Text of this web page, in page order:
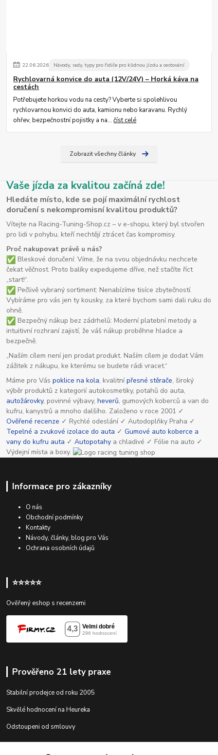
22.06.2026 Návody, rady, typy pro řidiče pro klidnou jízdu a cestování
Rychlovarná konvice do auta (12V/24V) – Horká káva na
cestách
Potřebujete horkou vodu na cesty? Vyberte si spolehlivou
rychlovarnou konvici do auta, kamionu nebo karavanu. Rychlý
ohřev, bezpečnostní pojistky a na...číst celé
Zobrazit všechny články
Vaše jízda za kvalitou začíná zde!
Hledáte místo, kde se pojí maximální rychlost
doručení s nekompromisní kvalitou produktů?
Vítejte na Racing-Tuning-Shop.cz – v e-shopu, který byl stvořen
pro lidi v pohybu, kteří nechtějí ztrácet čas kompromisy.
Proč nakupovat právě u nás?
Bleskové doručení: Víme, že na svou objednávku nechcete
čekat věčnost. Proto balíky expedujeme dříve, než stačíte říct
„start!“.
Pečlivě vybraný sortiment: Nenabízíme tisíce zbytečností.
Vybíráme pro vás jen ty kousky, za které bychom sami dali ruku do
ohně.
Bezpečný nákup bez zádrhelů: Moderní platební metody a
intuitivní rozhraní zajistí, že váš nákup proběhne hladce a
bezpečně.
„Naším cílem není jen prodat produkt. Naším cílem je dodat Vám
zážitek z nákupu, ke kterému se budete rádi vracet.“
Máme pro Váspoklice na kola, kvalitnípřesné stěrače, široký
výběr produktů z kategorií autokosmetiky, potahů do auta,
autožárovky, povinné výbavy,heverů, gumových koberců a van do
kufru, kanystrů a mnoho dalšího. Založeno v roce 2001 ✓
Ověřené recenze ✓ Rychlé odeslání ✓ Autodoplňky Praha ✓
Tepelné a zvukové izolace do auta ✓Gumové auto koberce a
vany do kufru auta ✓Autopotahy a chladivé ✓ Fólie na auto ✓
Výdejní místa a boxy.
Informace pro zákazníky
O nás
Obchodní podmínky
Kontakty
Návody, články, blog pro Vás
Ochrana osobních údajů
⭐⭐⭐⭐⭐
Ověřený eshop s recenzemi
Prověřeno 21 lety praxe
Stabilní prodejce od roku 2005
Skvělé hodnocení na Heureka
Odstoupeni od smlouvy